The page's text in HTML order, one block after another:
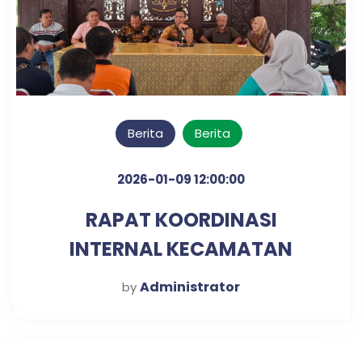
Berita Berita
2026-01-09 12:00:00
RAPAT KOORDINASI
INTERNAL KECAMATAN
KRATON UNTUK PENGUATAN
byAdministrator